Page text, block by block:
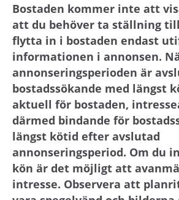
Bostaden kommer inte att
att du behöver ta ställning
flytta in i bostaden endast
informationen i annonsen.
annonseringsperioden är
bostadssökande med längst
aktuell för bostaden,
därmed bindande för
längst kötid efter avslutad
annonseringsperiod. Om du
kön är det möjligt att
intresse. Observera att